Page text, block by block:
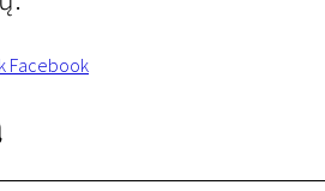
Facebook